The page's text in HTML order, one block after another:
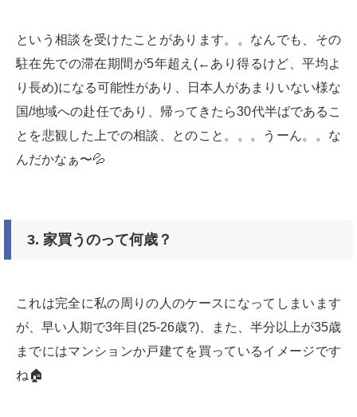
という相談を受けたことがあります。。なんでも、その
駐在先での滞在期間が5年超え(←あり得るけど、平均よ
り長め)になる可能性があり、日本人があまりいない様な
国/地域への赴任であり、帰ってきたら30代半ばであるこ
とを悲観した上での相談、とのこと。。。うーん。。な
んだかなぁ〜💦
3. 家買うのって何歳？
これは完全に私の周りの人のケースになってしまいます
が、早い人期で3年目(25-26歳?)、また、半分以上が35歳
までにはマンションか戸建てを買っているイメージです
ね🏠